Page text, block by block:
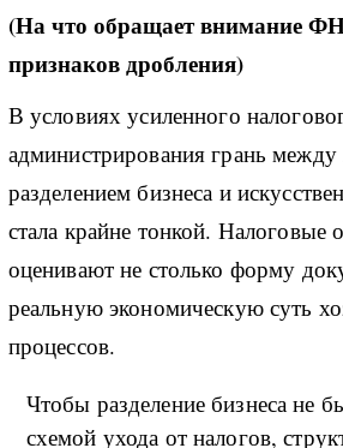
(На что обращает внимание
признаков дробления)
В условиях усиленного
администрирования грань
разделением бизнеса и
стала крайне тонкой. Налоговые
оценивают не столько форму
реальную экономическую суть
процессов.
Чтобы разделение бизнеса не
схемой ухода от налогов,